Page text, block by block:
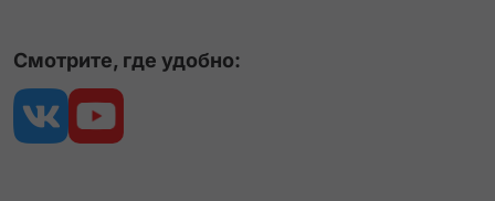
Смотрите, где удобно: